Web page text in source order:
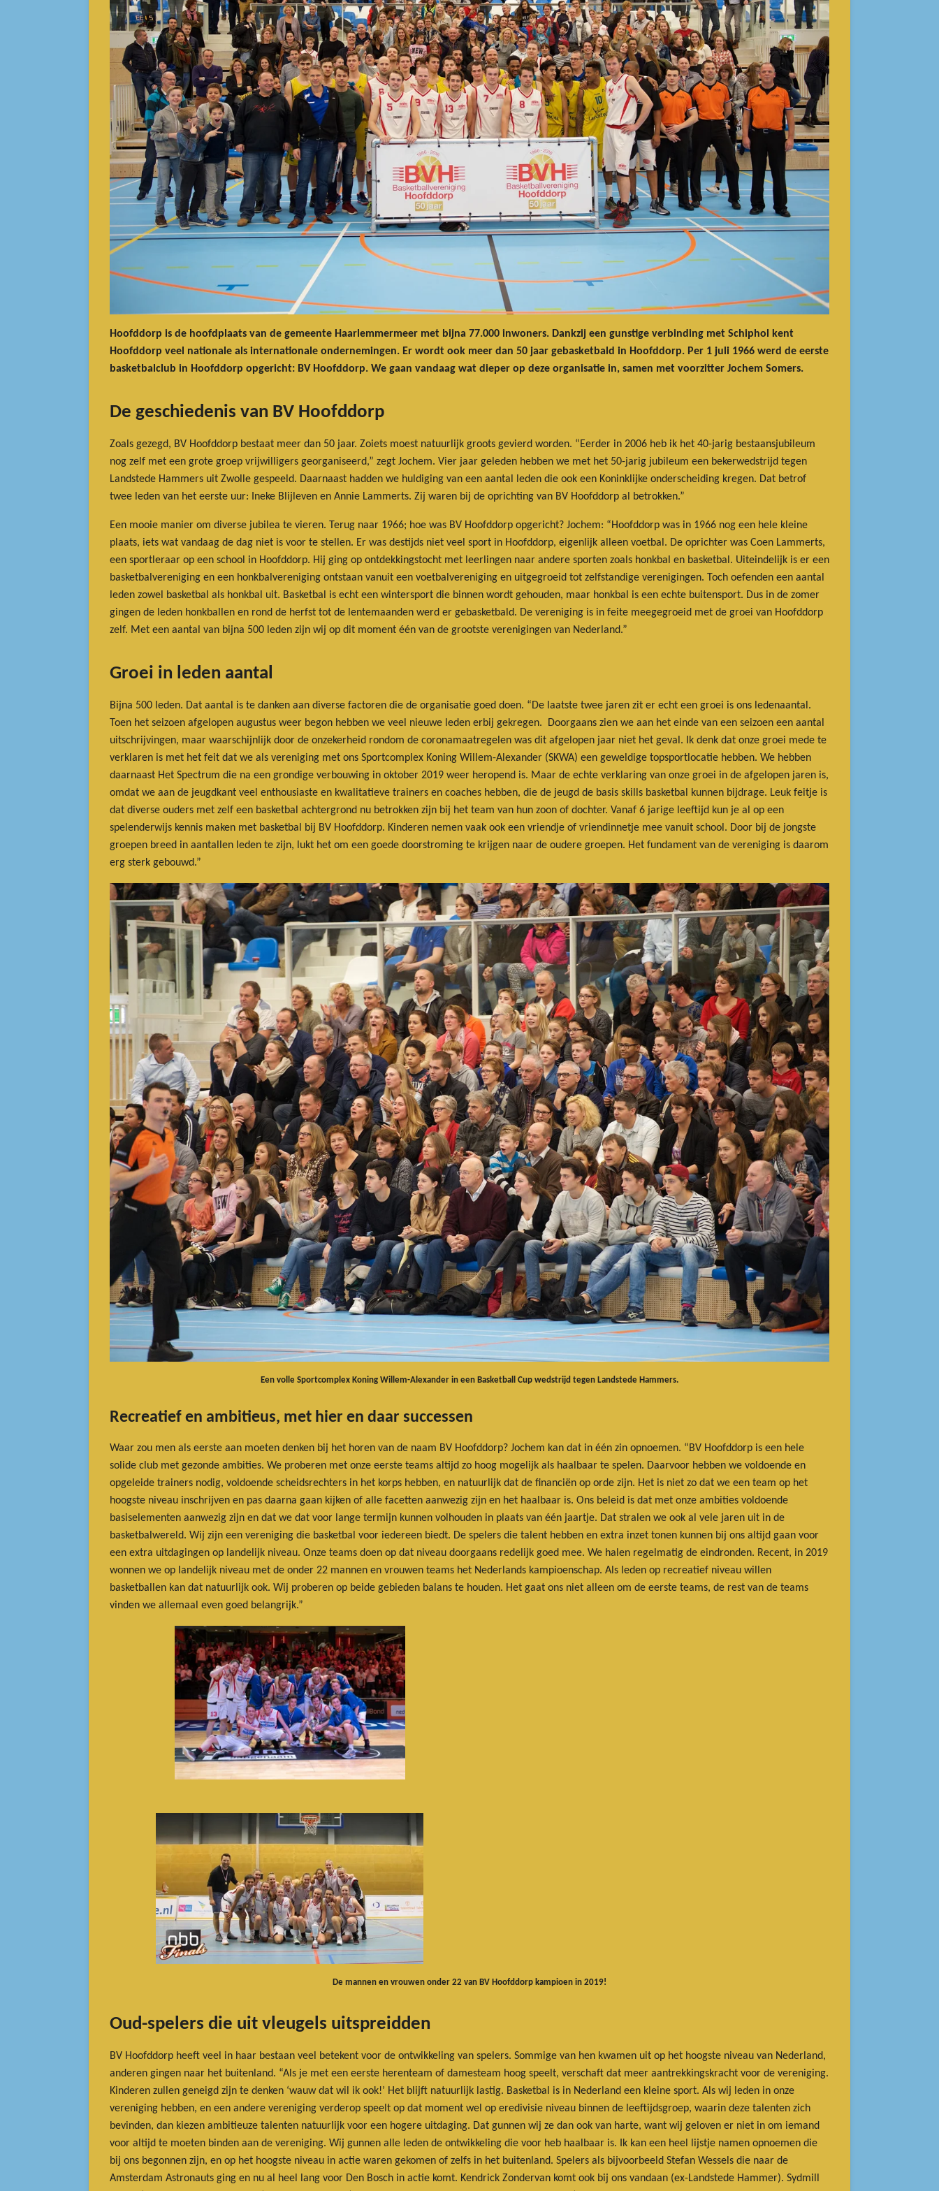
Hoofddorp is de hoofdplaats van de gemeente Haarlemmermeer met bijna 77.000 inwoners. Dankzij een gunstige verbinding met Schiphol kent
Hoofddorp veel nationale als internationale ondernemingen. Er wordt ook meer dan 50 jaar gebasketbald in Hoofddorp. Per 1 juli 1966 werd de eerste
basketbalclub in Hoofddorp opgericht: BV Hoofddorp. We gaan vandaag wat dieper op deze organisatie in, samen met voorzitter Jochem Somers.
De geschiedenis van BV Hoofddorp
Zoals gezegd, BV Hoofddorp bestaat meer dan 50 jaar. Zoiets moest natuurlijk groots gevierd worden. “Eerder in 2006 heb ik het 40-jarig bestaansjubileum
nog zelf met een grote groep vrijwilligers georganiseerd,” zegt Jochem. Vier jaar geleden hebben we met het 50-jarig jubileum een bekerwedstrijd tegen
Landstede Hammers uit Zwolle gespeeld. Daarnaast hadden we huldiging van een aantal leden die ook een Koninklijke onderscheiding kregen. Dat betrof
twee leden van het eerste uur: Ineke Blijleven en Annie Lammerts. Zij waren bij de oprichting van BV Hoofddorp al betrokken.”
Een mooie manier om diverse jubilea te vieren. Terug naar 1966; hoe was BV Hoofddorp opgericht? Jochem: “Hoofddorp was in 1966 nog een hele kleine
plaats, iets wat vandaag de dag niet is voor te stellen. Er was destijds niet veel sport in Hoofddorp, eigenlijk alleen voetbal. De oprichter was Coen Lammerts,
een sportleraar op een school in Hoofddorp. Hij ging op ontdekkingstocht met leerlingen naar andere sporten zoals honkbal en basketbal. Uiteindelijk is er een
basketbalvereniging en een honkbalvereniging ontstaan vanuit een voetbalvereniging en uitgegroeid tot zelfstandige verenigingen. Toch oefenden een aantal
leden zowel basketbal als honkbal uit. Basketbal is echt een wintersport die binnen wordt gehouden, maar honkbal is een echte buitensport. Dus in de zomer
gingen de leden honkballen en rond de herfst tot de lentemaanden werd er gebasketbald. De vereniging is in feite meegegroeid met de groei van Hoofddorp
zelf. Met een aantal van bijna 500 leden zijn wij op dit moment één van de grootste verenigingen van Nederland.”
Groei in leden aantal
Bijna 500 leden. Dat aantal is te danken aan diverse factoren die de organisatie goed doen. “De laatste twee jaren zit er echt een groei is ons ledenaantal.
Toen het seizoen afgelopen augustus weer begon hebben we veel nieuwe leden erbij gekregen. Doorgaans zien we aan het einde van een seizoen een aantal
uitschrijvingen, maar waarschijnlijk door de onzekerheid rondom de coronamaatregelen was dit afgelopen jaar niet het geval. Ik denk dat onze groei mede te
verklaren is met het feit dat we als vereniging met ons Sportcomplex Koning Willem-Alexander (SKWA) een geweldige topsportlocatie hebben. We hebben
daarnaast Het Spectrum die na een grondige verbouwing in oktober 2019 weer heropend is. Maar de echte verklaring van onze groei in de afgelopen jaren is,
omdat we aan de jeugdkant veel enthousiaste en kwalitatieve trainers en coaches hebben, die de jeugd de basis skills basketbal kunnen bijdrage. Leuk feitje is
dat diverse ouders met zelf een basketbal achtergrond nu betrokken zijn bij het team van hun zoon of dochter. Vanaf 6 jarige leeftijd kun je al op een
spelenderwijs kennis maken met basketbal bij BV Hoofddorp. Kinderen nemen vaak ook een vriendje of vriendinnetje mee vanuit school. Door bij de jongste
groepen breed in aantallen leden te zijn, lukt het om een goede doorstroming te krijgen naar de oudere groepen. Het fundament van de vereniging is daarom
erg sterk gebouwd.”
Een volle Sportcomplex Koning Willem-Alexander in een Basketball Cup wedstrijd tegen Landstede Hammers.
Recreatief en ambitieus, met hier en daar successen
Waar zou men als eerste aan moeten denken bij het horen van de naam BV Hoofddorp? Jochem kan dat in één zin opnoemen. “BV Hoofddorp is een hele
solide club met gezonde ambities. We proberen met onze eerste teams altijd zo hoog mogelijk als haalbaar te spelen. Daarvoor hebben we voldoende en
opgeleide trainers nodig, voldoende scheidsrechters in het korps hebben, en natuurlijk dat de financiën op orde zijn. Het is niet zo dat we een team op het
hoogste niveau inschrijven en pas daarna gaan kijken of alle facetten aanwezig zijn en het haalbaar is. Ons beleid is dat met onze ambities voldoende
basiselementen aanwezig zijn en dat we dat voor lange termijn kunnen volhouden in plaats van één jaartje. Dat stralen we ook al vele jaren uit in de
basketbalwereld. Wij zijn een vereniging die basketbal voor iedereen biedt. De spelers die talent hebben en extra inzet tonen kunnen bij ons altijd gaan voor
een extra uitdagingen op landelijk niveau. Onze teams doen op dat niveau doorgaans redelijk goed mee. We halen regelmatig de eindronden. Recent, in 2019
wonnen we op landelijk niveau met de onder 22 mannen en vrouwen teams het Nederlands kampioenschap. Als leden op recreatief niveau willen
basketballen kan dat natuurlijk ook. Wij proberen op beide gebieden balans te houden. Het gaat ons niet alleen om de eerste teams, de rest van de teams
vinden we allemaal even goed belangrijk.”
De mannen en vrouwen onder 22 van BV Hoofddorp kampioen in 2019!
Oud-spelers die uit vleugels uitspreidden
BV Hoofddorp heeft veel in haar bestaan veel betekent voor de ontwikkeling van spelers. Sommige van hen kwamen uit op het hoogste niveau van Nederland,
anderen gingen naar het buitenland. “Als je met een eerste herenteam of damesteam hoog speelt, verschaft dat meer aantrekkingskracht voor de vereniging.
Kinderen zullen geneigd zijn te denken ‘wauw dat wil ik ook!’ Het blijft natuurlijk lastig. Basketbal is in Nederland een kleine sport. Als wij leden in onze
vereniging hebben, en een andere vereniging verderop speelt op dat moment wel op eredivisie niveau binnen de leeftijdsgroep, waarin deze talenten zich
bevinden, dan kiezen ambitieuze talenten natuurlijk voor een hogere uitdaging. Dat gunnen wij ze dan ook van harte, want wij geloven er niet in om iemand
voor altijd te moeten binden aan de vereniging. Wij gunnen alle leden de ontwikkeling die voor heb haalbaar is. Ik kan een heel lijstje namen opnoemen die
bij ons begonnen zijn, en op het hoogste niveau in actie waren gekomen of zelfs in het buitenland. Spelers als bijvoorbeeld Stefan Wessels die naar de
Amsterdam Astronauts ging en nu al heel lang voor Den Bosch in actie komt. Kendrick Zondervan komt ook bij ons vandaan (ex-Landstede Hammer). Sydmill